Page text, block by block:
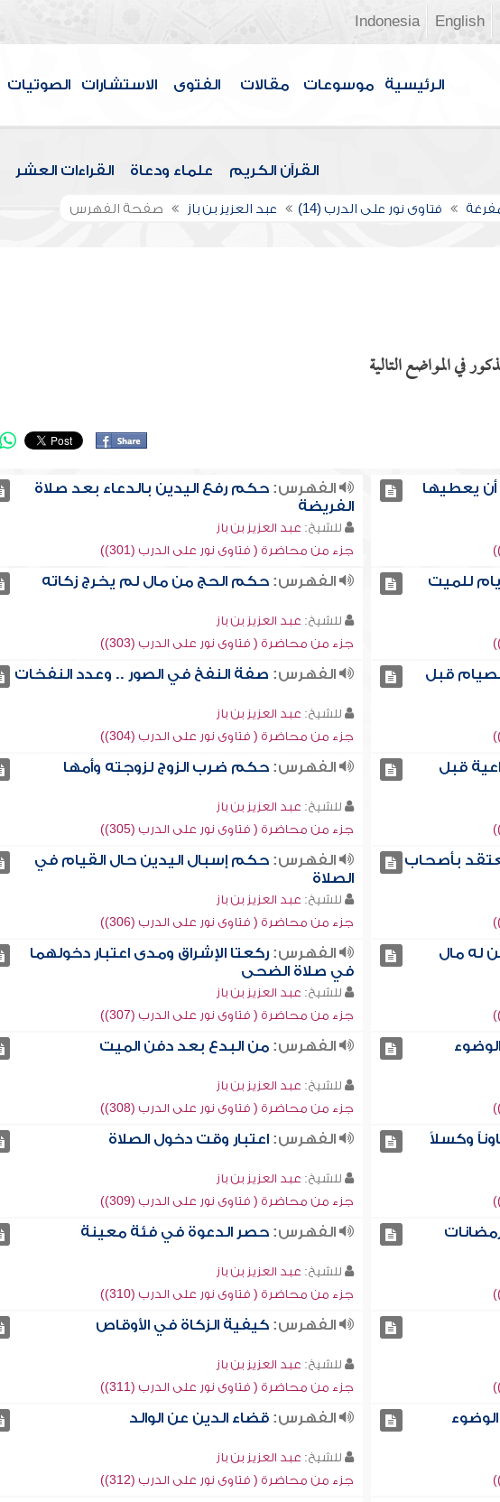
English
Indonesia
الرئيسية موسوعات مقالات الفتوى الاستشارات الصوتيات
القرآن الكريم علماء ودعاة القراءات العشر
فتاوى نور على الدرب (14) عبد العزيز بن باز صفحة الفهرس
في المواضع التالية
أن يعطيها
الفهرس: حكم رفع اليدين بالدعاء بعد صلاة
الفريضة
للشيخ: عبد العزيز بن باز
جزء من محاضرة ( فتاوى نور على الدرب (301))
للميت
الفهرس: حكم الحج من مال لم يخرج زكاته
للشيخ: عبد العزيز بن باز
جزء من محاضرة ( فتاوى نور على الدرب (303))
قبل
الفهرس: صفة النفخ في الصور .. وعدد النفخات
للشيخ: عبد العزيز بن باز
جزء من محاضرة ( فتاوى نور على الدرب (304))
قبل
الفهرس: حكم ضرب الزوج لزوجته وأمها
للشيخ: عبد العزيز بن باز
جزء من محاضرة ( فتاوى نور على الدرب (305))
بأصحاب
الفهرس: حكم إسبال اليدين حال القيام في
الصلاة
للشيخ: عبد العزيز بن باز
جزء من محاضرة ( فتاوى نور على الدرب (306))
له مال
الفهرس: ركعتا الإشراق ومدى اعتبار دخولهما
في صلاة الضحى
للشيخ: عبد العزيز بن باز
جزء من محاضرة ( فتاوى نور على الدرب (307))
الفهرس: من البدع بعد دفن الميت
للشيخ: عبد العزيز بن باز
جزء من محاضرة ( فتاوى نور على الدرب (308))
وكسلاً الفهرس: اعتبار وقت دخول الصلاة
للشيخ: عبد العزيز بن باز
جزء من محاضرة ( فتاوى نور على الدرب (309))
الفهرس: حصر الدعوة في فئة معينة
للشيخ: عبد العزيز بن باز
جزء من محاضرة ( فتاوى نور على الدرب (310))
الفهرس: كيفية الزكاة في الأوقاص
للشيخ: عبد العزيز بن باز
جزء من محاضرة ( فتاوى نور على الدرب (311))
الفهرس: قضاء الدين عن الوالد
للشيخ: عبد العزيز بن باز
جزء من محاضرة ( فتاوى نور على الدرب (312))